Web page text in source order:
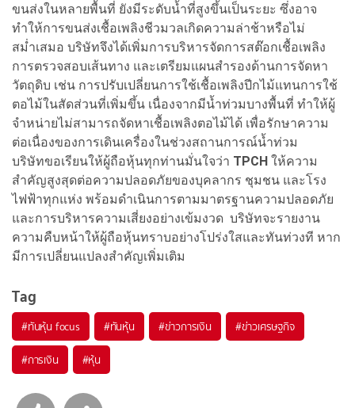
ขนส่งในหลายพื้นที่ ยังมีระดับน้ำที่สูงขึ้นเป็นระยะ ซึ่งอาจ
ทำให้การขนส่งเชื้อเพลิงชีวมวลเกิดความล่าช้าหรือไม่
สม่ำเสมอ บริษัทจึงได้เพิ่มการบริหารจัดการสต๊อกเชื้อเพลิง
การตรวจสอบเส้นทาง และเตรียมแผนสำรองด้านการจัดหา
วัตถุดิบ เช่น การปรับเปลี่ยนการใช้เชื้อเพลิงปีกไม้แทนการใช้
ตอไม้ในสัดส่วนที่เพิ่มขึ้น เนื่องจากมีน้ำท่วมบางพื้นที่ ทำให้ผู้
จำหน่ายไม่สามารถจัดหาเชื้อเพลิงตอไม้ได้ เพื่อรักษาความ
ต่อเนื่องของการเดินเครื่องในช่วงสถานการณ์น้ำท่วม
บริษัทขอเรียนให้ผู้ถือหุ้นทุกท่านมั่นใจว่า TPCH ให้ความ
สำคัญสูงสุดต่อความปลอดภัยของบุคลากร ชุมชน และโรง
ไฟฟ้าทุกแห่ง พร้อมดำเนินการตามมาตรฐานความปลอดภัย
และการบริหารความเสี่ยงอย่างเข้มงวด บริษัทจะรายงาน
ความคืบหน้าให้ผู้ถือหุ้นทราบอย่างโปร่งใสและทันท่วงที หาก
มีการเปลี่ยนแปลงสำคัญเพิ่มเติม
Tag
#ทันหุ้น focus #ทันหุ้น #ข่าวการเงิน #ข่าวเศรษฐกิจ
#การเงิน #หุ้น